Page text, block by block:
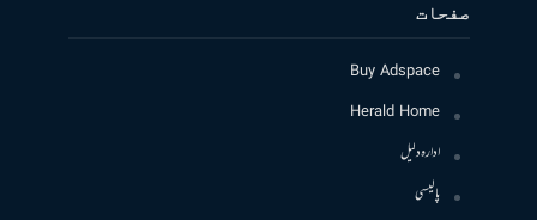
صفحات
Buy Adspace
Herald Home
ادارہ دلیل
پالیسی